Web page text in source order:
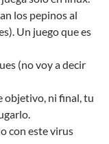
los pepinos al
Un juego que es
(no voy a decir
objetivo, ni final, tu
con este virus